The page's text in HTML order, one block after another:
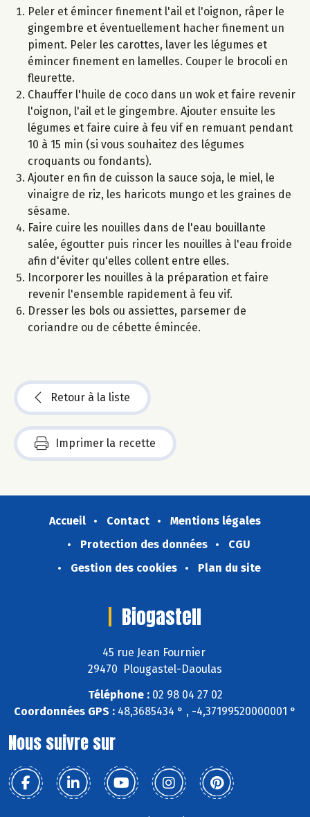
Peler et émincer finement l'ail et l'oignon, râper le
gingembre et éventuellement hacher finement un
piment. Peler les carottes, laver les légumes et
émincer finement en lamelles. Couper le brocoli en
fleurette.
Chauffer l'huile de coco dans un wok et faire revenir
l'oignon, l'ail et le gingembre. Ajouter ensuite les
légumes et faire cuire à feu vif en remuant pendant
10 à 15 min (si vous souhaitez des légumes
croquants ou fondants).
Ajouter en fin de cuisson la sauce soja, le miel, le
vinaigre de riz, les haricots mungo et les graines de
sésame.
Faire cuire les nouilles dans de l'eau bouillante
salée, égoutter puis rincer les nouilles à l'eau froide
afin d'éviter qu'elles collent entre elles.
Incorporer les nouilles à la préparation et faire
revenir l'ensemble rapidement à feu vif.
Dresser les bols ou assiettes, parsemer de
coriandre ou de cébette émincée.
Retour à la liste
Imprimer la recette
Accueil Contact
Mentions légales
Protection des données
CGU
Gestion des cookies
Plan du site
Biogastell
45 rue Jean Fournier
29470 Plougastel-Daoulas
Téléphone :02 98 04 27 02
Coordonnées GPS : 48,3685434 ° , -4,37199520000001 °
Nous suivre sur